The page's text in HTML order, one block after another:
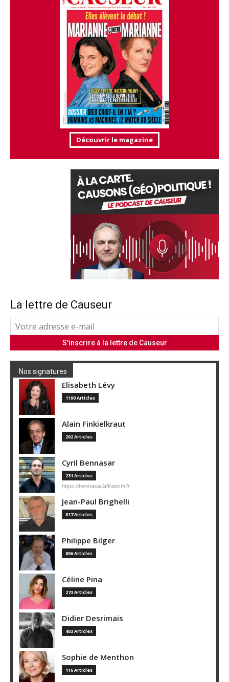
Découvrir le magazine
La lettre de Causeur
Nos signatures
Elisabeth Lévy
1190 Articles
Alain Finkielkraut
202 Articles
Cyril Bennasar
231 Articles
https://bennasarlaffranchi.fr
Jean-Paul Brighelli
817 Articles
Philippe Bilger
806 Articles
Céline Pina
273 Articles
Didier Desrimais
403 Articles
Sophie de Menthon
116 Articles